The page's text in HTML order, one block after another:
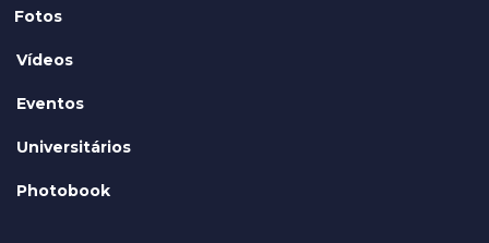
Fotos
Vídeos
Eventos
Universitários
Photobook